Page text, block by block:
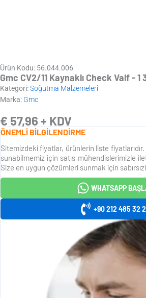
Ürün Kodu: 56.044.006
Gmc CV2/11 Kaynaklı Check Valf - 1
Kategori:Soğutma Malzemeleri
Marka: Gmc
€ 57,96 + KDV
ÖNEMLİ BİLGİLENDİRME
Sitemizdeki fiyatlar, ürünlerin liste
sunabilmemiz için satış mühendislerimizle
Size en uygun çözümleri sunmak için
WHATSAPP
+90 212 485 32